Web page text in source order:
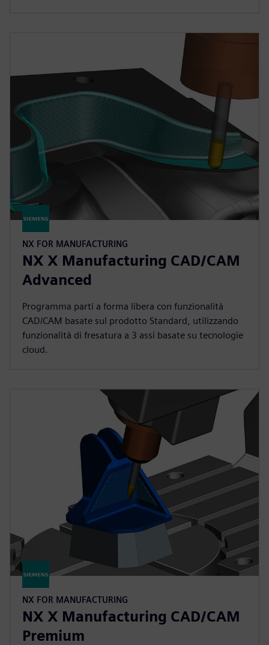
NX FOR MANUFACTURING
NX X Manufacturing CAD/CAM
Advanced
Programma parti a forma libera con funzionalità
CAD/CAM basate sul prodotto Standard, utilizzando
funzionalità di fresatura a 3 assi basate su tecnologie
cloud.
NX FOR MANUFACTURING
NX X Manufacturing CAD/CAM
Premium